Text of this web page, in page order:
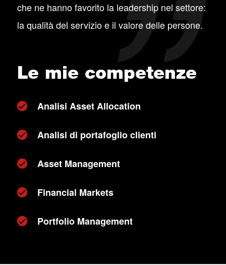
che ne hanno favorito la leadership nel settore:
la qualità del servizio e il valore delle persone.
Le mie competenze
Analisi Asset Allocation
Analisi di portafoglio clienti
Asset Management
Financial Markets
Portfolio Management